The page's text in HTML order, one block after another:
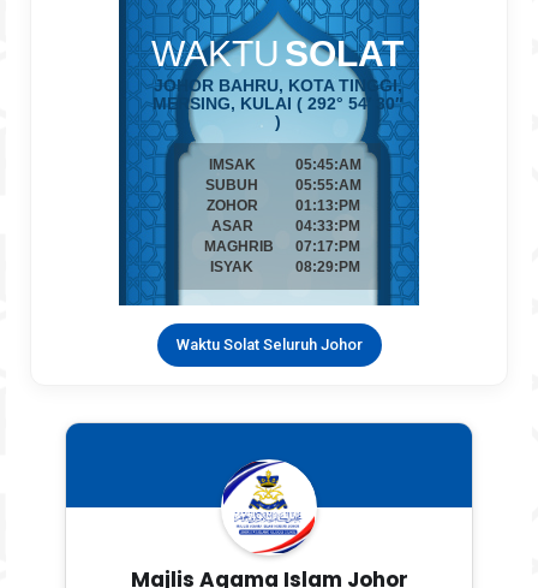
Waktu Solat Seluruh Johor
Majlis Agama Islam Johor